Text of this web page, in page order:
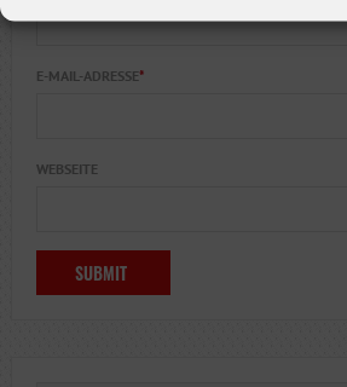
E-MAIL-ADRESSE*
WEBSEITE